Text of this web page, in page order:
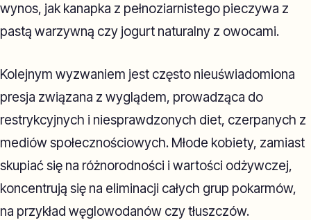
wynos, jak kanapka z pełnoziarnistego pieczywa z
pastą warzywną czy jogurt naturalny z owocami.
Kolejnym wyzwaniem jest często nieuświadomiona
presja związana z wyglądem, prowadząca do
restrykcyjnych i niesprawdzonych diet, czerpanych z
mediów społecznościowych. Młode kobiety, zamiast
skupiać się na różnorodności i wartości odżywczej,
koncentrują się na eliminacji całych grup pokarmów,
na przykład węglowodanów czy tłuszczów.